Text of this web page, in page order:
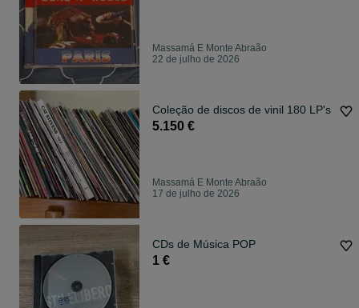
Massamá E Monte Abraão
22 de julho de 2026
Coleção de discos de vinil 180 LP's
5.150 €
Massamá E Monte Abraão
17 de julho de 2026
CDs de Música POP
1 €